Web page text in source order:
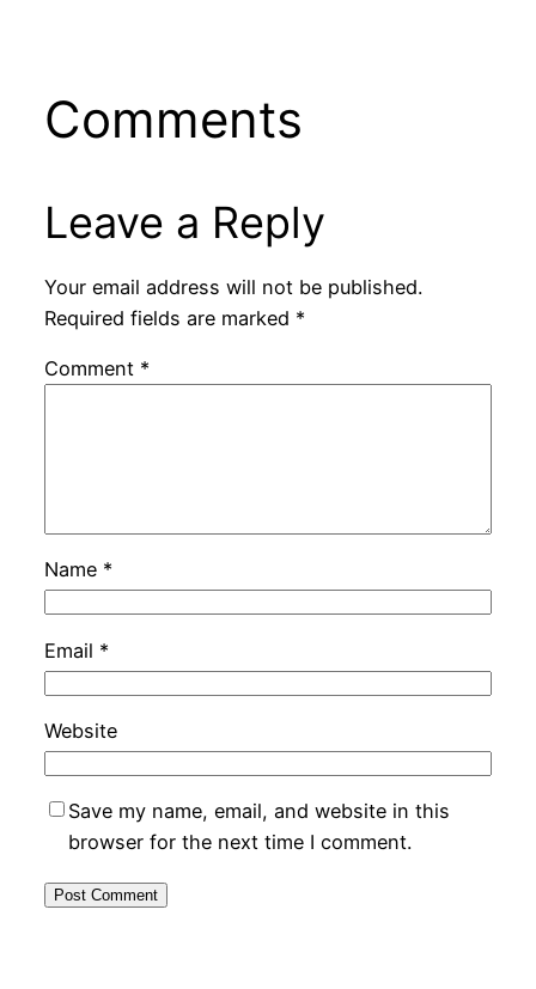
Comments
Leave a Reply
Your email address will not be published.
Required fields are marked *
Comment *
Name *
Email *
Website
Save my name, email, and website in this
browser for the next time I comment.